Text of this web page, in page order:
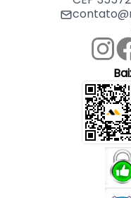
Diferenciais da
✔ Corte preciso e
✔ Excelente
✔ Maior
✔ Ideal para MDF,
compensados
✔ Qualidade e
✔ Compatível com